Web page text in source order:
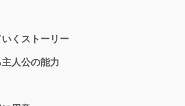
くストーリー
人公の能力